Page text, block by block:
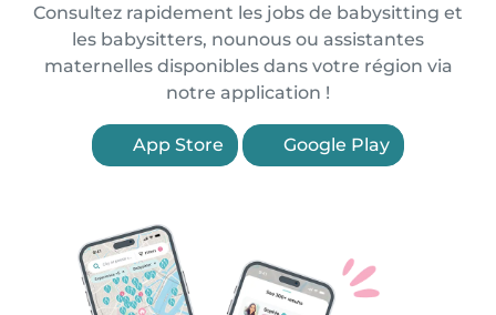
Consultez rapidement les jobs de babysitting et
les babysitters, nounous ou assistantes
maternelles disponibles dans votre région via
notre application !
App Store Google Play